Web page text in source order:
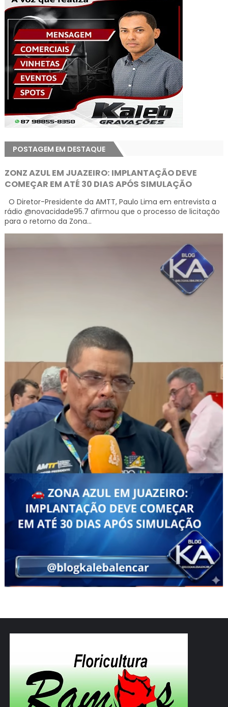
POSTAGEM EM DESTAQUE
ZONZ AZUL EM JUAZEIRO: IMPLANTAÇÃO DEVE
COMEÇAR EM ATÉ 30 DIAS APÓS SIMULAÇÃO
O Diretor-Presidente da AMTT, Paulo Lima em entrevista a
rádio @novacidade95.7 afirmou que o processo de licitação
para o retorno da Zona...